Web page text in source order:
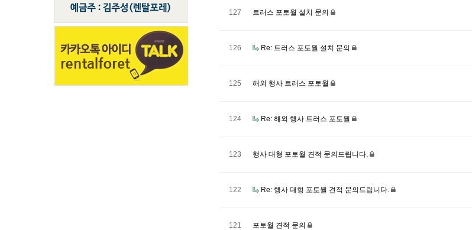
127 트러스 포토월 설치 문의
126 Re: 트러스 포토월 설치 문의
125 해외 행사 트러스 포토월
124 Re: 해외 행사 트러스 포토월
123 행사 대형 포토월 견적 문의드립니다.
122 Re: 행사 대형 포토월 견적 문의드립니다.
121 포토월 견적 문의